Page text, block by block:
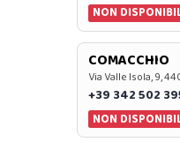
NON
COMACCHIO
Via Valle Isola, 9,
+39 342 502
NON